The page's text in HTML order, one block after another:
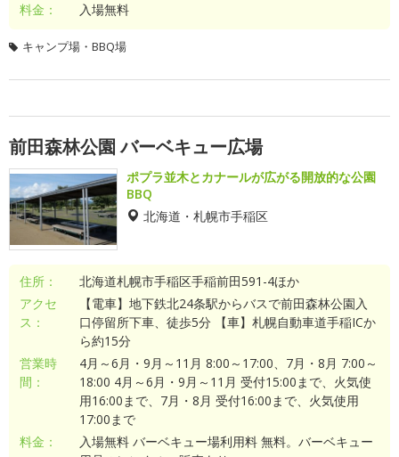
料金：
入場無料
キャンプ場・BBQ場
前田森林公園 バーベキュー広場
ポプラ並木とカナールが広がる開放的な公園
BBQ
北海道・札幌市手稲区
住所：
北海道札幌市手稲区手稲前田591-4ほか
アクセ
ス：
【電車】地下鉄北24条駅からバスで前田森林公園入
口停留所下車、徒歩5分 【車】札幌自動車道手稲ICか
ら約15分
営業時
間：
4月～6月・9月～11月 8:00～17:00、7月・8月 7:00～
18:00 4月～6月・9月～11月 受付15:00まで、火気使
用16:00まで、7月・8月 受付16:00まで、火気使用
17:00まで
料金：
入場無料 バーベキュー場利用料 無料。バーベキュー